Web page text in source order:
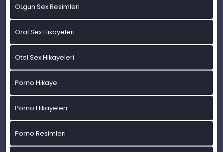
OLgun Sex Resimleri
Oral Sex Hikayeleri
Otel Sex Hikayeleri
Porno Hikaye
Porno Hikayeleri
Porno Resimleri